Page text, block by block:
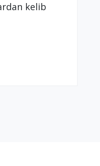
kelib